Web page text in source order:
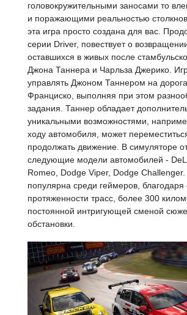
головокружительными заносами то
и поражающими реальностью
эта игра просто создана для вас.
серии Driver, повествует о
оставшихся в живых после
Джона Таннера и Чарльза Джерико.
управлять Джоном Таннером на
Франциско, выполняя при этом
задания. Таннер обладает
уникальными возможностями,
ходу автомобиля, может
продолжать движение. В симуляторе
следующие модели автомобилей -
Romeo, Dodge Viper, Dodge Challenger.
популярна среди геймеров, благодаря
протяженности трасс, более 300
постоянной интригующей сменой
обстановки.